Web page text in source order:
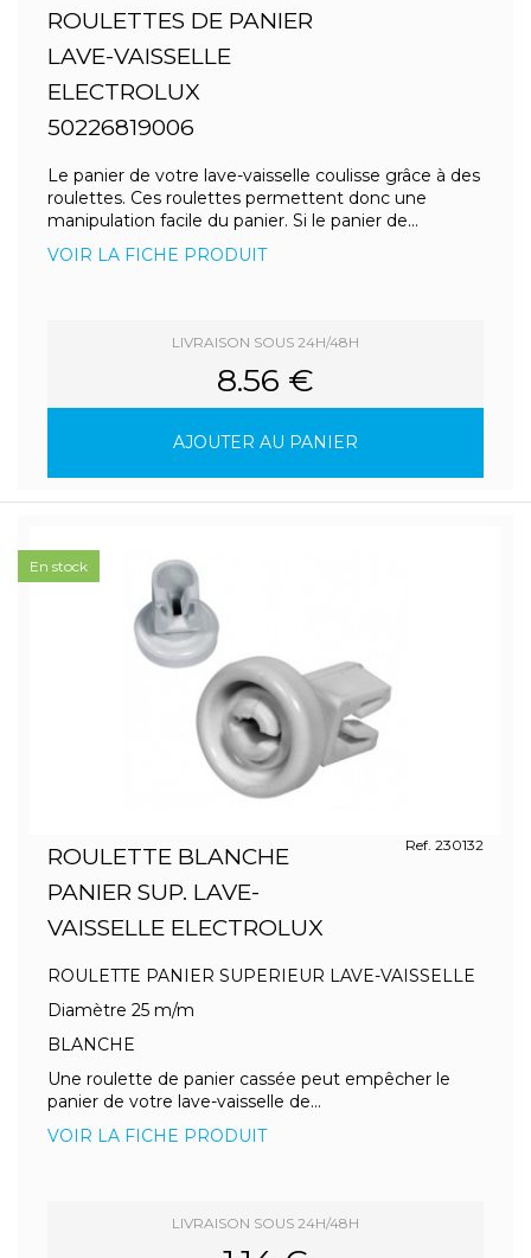
ROULETTES DE PANIER
LAVE-VAISSELLE
ELECTROLUX
50226819006
Le panier de votre lave-vaisselle coulisse grâce à des
roulettes. Ces roulettes permettent donc une
manipulation facile du panier. Si le panier de...
VOIR LA FICHE PRODUIT
LIVRAISON SOUS 24H/48H
8.56 €
AJOUTER AU PANIER
ROULETTE BLANCHE
PANIER SUP. LAVE-
VAISSELLE ELECTROLUX
Ref. 230132
ROULETTE PANIER SUPERIEUR LAVE-VAISSELLE
Diamètre 25 m/m
BLANCHE
Une roulette de panier cassée peut empêcher le
panier de votre lave-vaisselle de...
VOIR LA FICHE PRODUIT
LIVRAISON SOUS 24H/48H
En stock